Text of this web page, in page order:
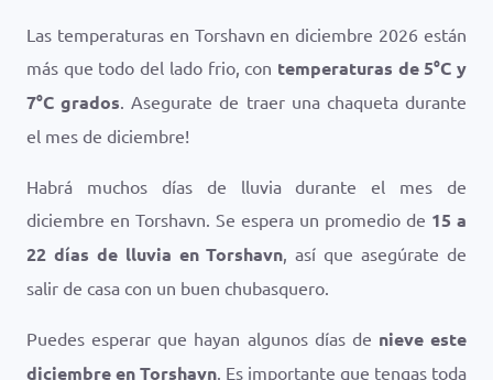
Las temperaturas en Torshavn en diciembre 2026 están
más que todo del lado frio, con temperaturas de5°C y
7°C grados. Asegurate de traer una chaqueta durante
el mes de diciembre!
Habrá muchos días de lluvia durante el mes de
diciembre en Torshavn. Se espera un promedio de 15 a
22 días de lluvia en Torshavn, así que asegúrate de
salir de casa con un buen chubasquero.
Puedes esperar que hayan algunos días de nieve este
diciembre en Torshavn. Es importante que tengas toda